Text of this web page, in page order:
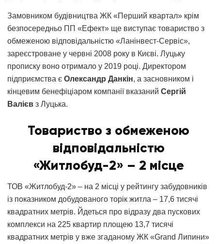
Замовником будівництва ЖК «Перший квартал» крім
безпосередньо ПП «Ефект» ще виступає товариство з
обмеженою відповідальністю «Ланінвест-Сервіс»,
зареєстроване у червні 2008 року в Києві. Луцьку
прописку воно отримало у 2019 році. Директором
підприємства є Олександр Данкін, а засновником і
кінцевим бенефіціаром компанії вказаний Сергій
Валієв з Луцька.
Товариство з обмеженою
відповідальністю
«Житлобуд-2» – 2 місце
ТОВ «Житлобуд-2» – на 2 місці у рейтингу забудовників
із показником добудованого торік житла – 17,6 тисячі
квадратних метрів. Йдеться про відразу два пускових
комплекси на 225 квартир площею 13,7 тисячі
квадратних метрів у вже згаданому ЖК «Grand Липини»